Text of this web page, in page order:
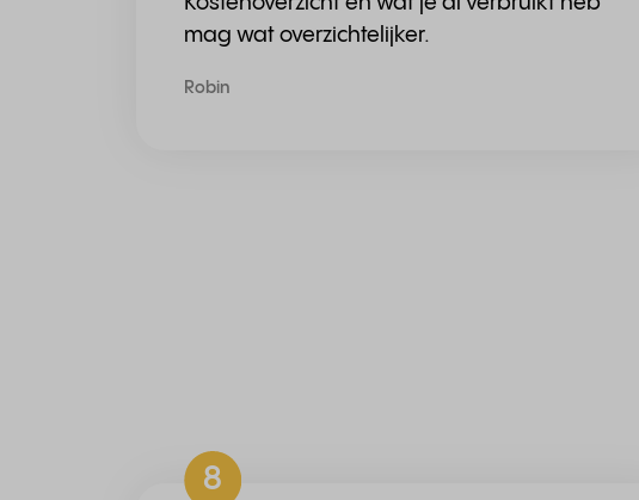
mag wat overzichtelijker.
Robin
8